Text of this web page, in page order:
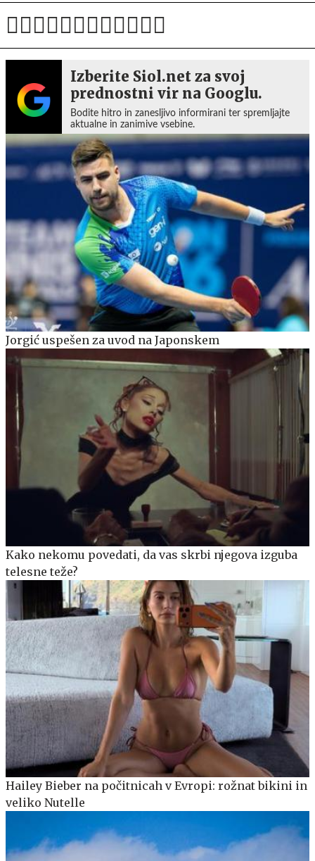
Izberite Siol.net za svoj
prednostni vir na Googlu.
Bodite hitro in zanesljivo informirani ter spremljajte
aktualne in zanimive vsebine.
Jorgić uspešen za uvod na Japonskem
Kako nekomu povedati, da vas skrbi njegova izguba
telesne teže?
Hailey Bieber na počitnicah v Evropi: rožnat bikini in
veliko Nutelle